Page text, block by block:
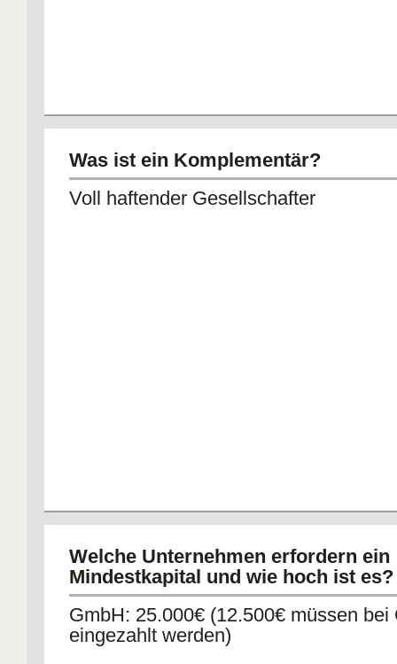
Was ist ein Komplementär?
Voll haftender Gesellschafter
Welche Unternehmen erfordern ein
Mindestkapital und wie hoch ist es?
GmbH: 25.000€ (12.500€ müssen bei
eingezahlt werden)